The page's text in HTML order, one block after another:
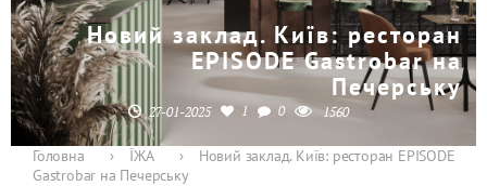
Новий заклад. Київ: ресторан
EPISODE Gastrobar на
Печерську
27-01-2025 1 0 1560
Головна › ЇЖА ›
Новий заклад. Київ: ресторан EPISODE
Gastrobar на Печерську